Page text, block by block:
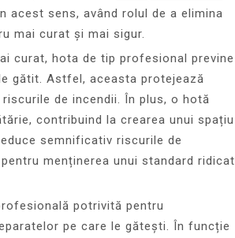
sens, având rolul de a elimina
mai curat și mai sigur.
curat, hota de tip profesional previne
gătit. Astfel, aceasta protejează
de incendii. În plus, o hotă
contribuind la crearea unui spațiu
semnificativ riscurile de
menținerea unui standard ridicat
potrivită pentru
pe care le gătești. În funcție